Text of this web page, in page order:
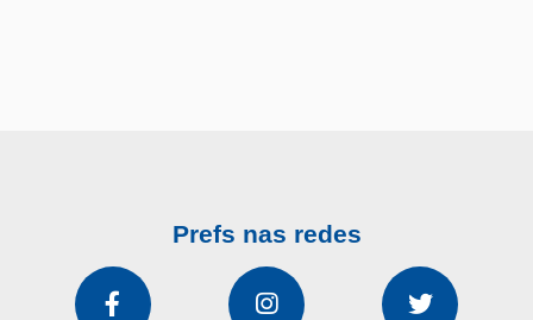
Prefs nas redes